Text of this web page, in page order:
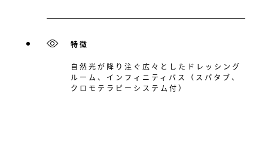
特徴
自然光が降り注ぐ広々としたドレッシング
ルーム、インフィニティバス（スパタブ、
クロモテラピーシステム付）